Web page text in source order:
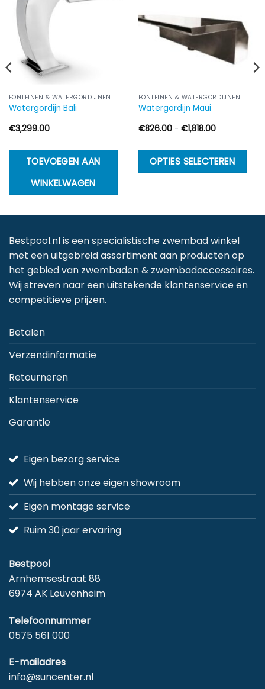
FONTEINEN & WATERGORDIJNEN
Watergordijn Bali
€3,299.00
TOEVOEGEN AAN
WINKELWAGEN
FONTEINEN & WATERGORDIJNEN
Watergordijn Maui
€826.00 - €1,818.00Prijsklasse:
€1,818.00
OPTIES SELECTEREN
Bestpool.nl is een specialistische zwembad winkel
met een uitgebreid assortiment aan producten op
het gebied van zwembaden & zwembadaccessoires.
Wij streven naar een uitstekende klantenservice en
competitieve prijzen.
Betalen
Verzendinformatie
Retourneren
Klantenservice
Garantie
Eigen bezorg service
Wij hebben onze eigen showroom
Eigen montage service
Ruim 30 jaar ervaring
Bestpool
Arnhemsestraat 88
6974 AK Leuvenheim
Telefoonnummer
0575 561 000
E-mailadres
info@suncenter.nl